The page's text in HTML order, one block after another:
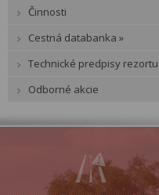
Činnosti
Cestná databanka »
Technické predpisy rezortu
Odborné akcie